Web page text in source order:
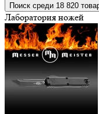
Поиск среди 18 820
Лаборатория ножей